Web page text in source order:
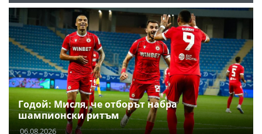
Годой: Мисля, че отборът набра
шампионски ритъм
06.08.2026